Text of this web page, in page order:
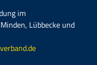
im
Lübbecke und